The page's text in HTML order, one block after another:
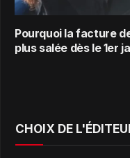
Pourquoi la facture
plus salée dès le 1er
CHOIX DE